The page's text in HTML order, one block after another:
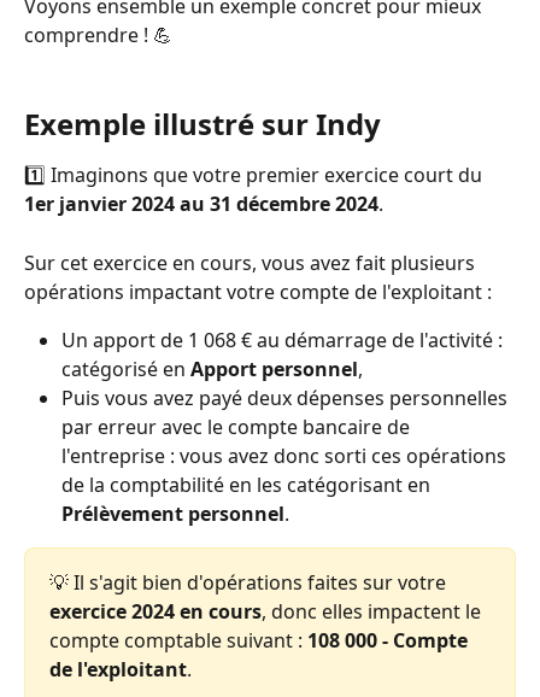
Voyons ensemble un exemple concret pour mieux
comprendre ! 💪
Exemple illustré sur Indy
1️⃣ Imaginons que votre premier exercice court du
1er janvier 2024 au 31 décembre 2024.
Sur cet exercice en cours, vous avez fait plusieurs
opérations impactant votre compte de l'exploitant :
Un apport de 1 068 € au démarrage de l'activité :
catégorisé en Apport personnel,
Puis vous avez payé deux dépenses personnelles
par erreur avec le compte bancaire de
l'entreprise : vous avez donc sorti ces opérations
de la comptabilité en les catégorisant en
Prélèvement personnel.
💡 Il s'agit bien d'opérations faites sur votre
exercice 2024 en cours, donc elles impactent le
compte comptable suivant : 108 000 - Compte
de l'exploitant.